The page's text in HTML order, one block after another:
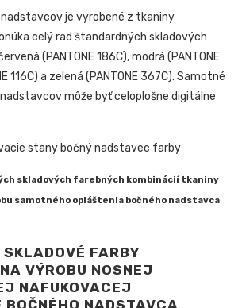
je vyrobené z tkaniny
celý rad štandardných skladových
(PANTONE 186C), modrá (PANTONE
116C) a zelená (PANTONE 367C). Samotné
môže byť celoplošne digitálne
skladových farebných kombinácií tkaniny
samotného opláštenia bočného nadstavca
FARBY
VÝROBU NOSNEJ
NAFUKOVACEJ
BOČNÉHO NADSTAVCA